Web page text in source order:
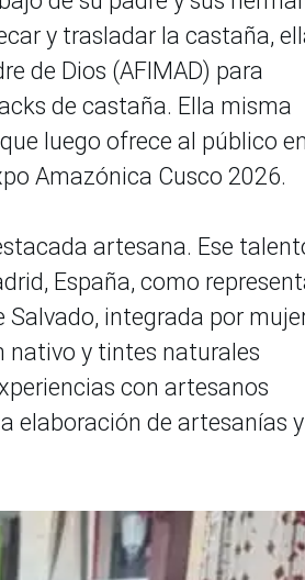
y trasladar la castaña,
de Dios (AFIMAD) para
de castaña. Ella misma
luego ofrece al público
Amazónica Cusco 2026.
artesana. Ese
España, como
integrada por
nativo y tintes naturales
con artesanos
elaboración de artesanías y